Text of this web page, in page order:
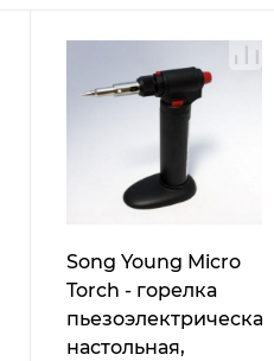
Song Young Micro
Torch - горелка
пьезоэлектрическая
настольная,